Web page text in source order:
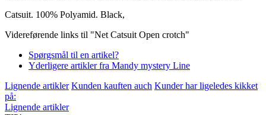
Catsuit. 100% Polyamid. Black,
Videreførende links til "Net Catsuit Open crotch"
Spørgsmål til en artikel?
Yderligere artikler fra Mandy mystery Line
Lignende artikler Kunden kauften auch Kunder har ligeledes kikket
på:
Lignende artikler